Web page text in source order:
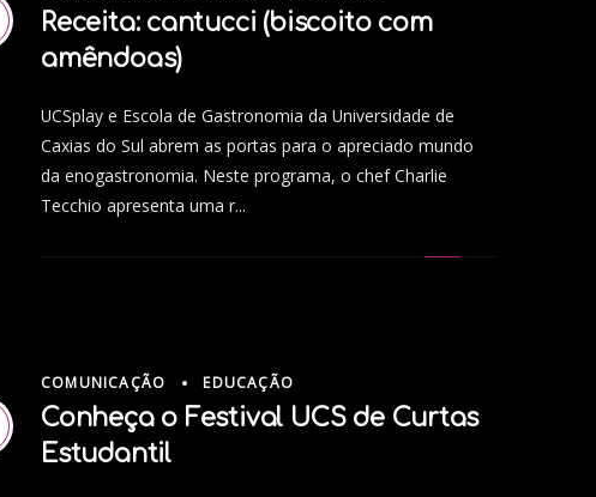
Receita: cantucci (biscoito com
amêndoas)
UCSplay e Escola de Gastronomia da Universidade de
Caxias do Sul abrem as portas para o apreciado mundo
da enogastronomia. Neste programa, o chef Charlie
Tecchio apresenta uma r...
COMUNICAÇÃO EDUCAÇÃO
Conheça o Festival UCS de Curtas
Estudantil